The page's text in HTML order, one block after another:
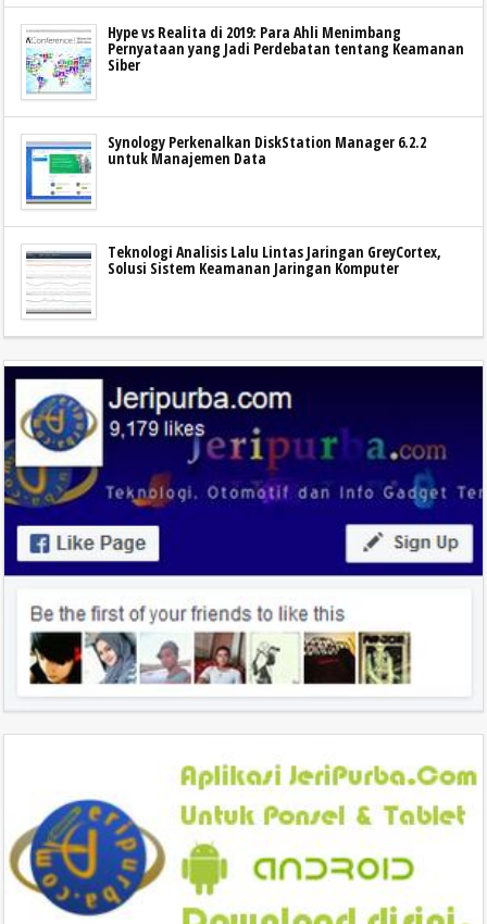
Hype vs Realita di 2019: Para Ahli Menimbang
Pernyataan yang Jadi Perdebatan tentang Keamanan
Siber
Synology Perkenalkan DiskStation Manager 6.2.2
untuk Manajemen Data
Teknologi Analisis Lalu Lintas Jaringan GreyCortex,
Solusi Sistem Keamanan Jaringan Komputer